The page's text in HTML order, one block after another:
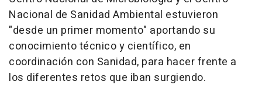
Nacional de Sanidad Ambiental estuvieron
"desde un primer momento" aportando su
conocimiento técnico y científico, en
coordinación con Sanidad, para hacer frente a
los diferentes retos que iban surgiendo.